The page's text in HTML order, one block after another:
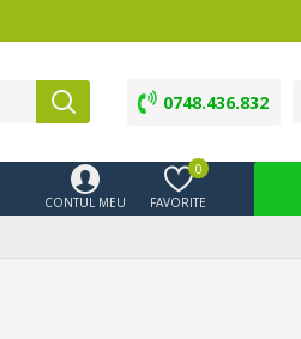
0748.436.832
CONTUL MEU FAVORITE
0